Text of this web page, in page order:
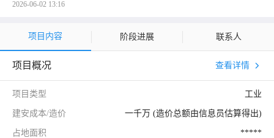
2026-06-02 13:16
项目内容 阶段进展 联系人
项目概况 查看详情
项目类型 工业
建安成本/造价 一千万 (造价总额由信息员估算得出)
占地面积 *****